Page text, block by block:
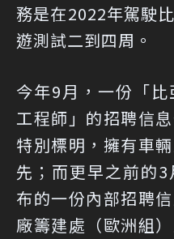
務是在2022年駕駛
遊測試二到四周。
今年9月，一份「
工程師」的招聘信
特別標明，擁有車
先；而更早之前的
布的一份內部招聘
廠籌建處（歐洲組